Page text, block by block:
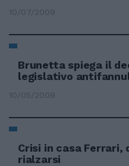
10/07/2009
Brunetta spiega il
legislativo
10/05/2009
Crisi in casa Ferrari,
rialzarsi